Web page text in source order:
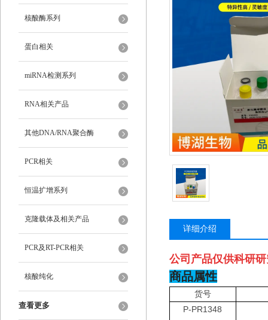
核酸酶系列
蛋白相关
miRNA检测系列
RNA相关产品
其他DNA/RNA聚合酶
PCR相关
恒温扩增系列
克隆载体及相关产品
PCR及RT-PCR相关
核酸纯化
查看更多
详细介绍
公司产品仅供科研
商品属性
货号
P-PR1348